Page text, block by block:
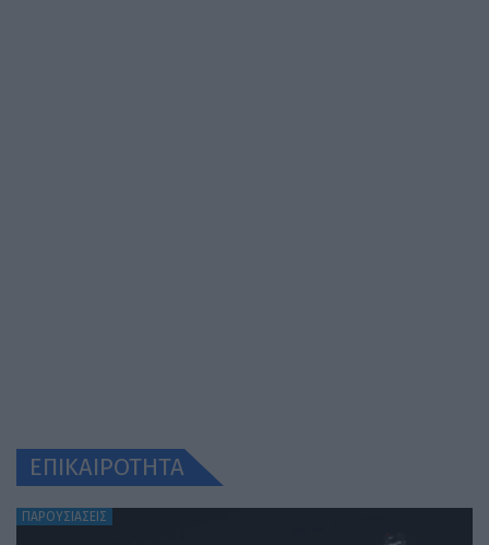
ΕΠΙΚΑΙΡΟΤΗΤΑ
ΠΑΡΟΥΣΙΑΣΕΙΣ